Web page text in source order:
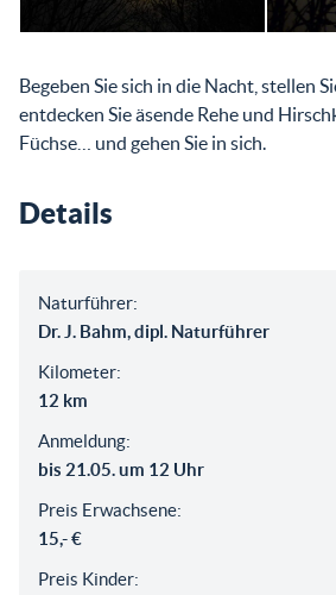
Begeben Sie sich in die Nacht, stellen
entdecken Sie äsende Rehe und
Füchse… und gehen Sie in sich.
Details
Naturführer:
Dr. J. Bahm, dipl. Naturführer
Kilometer:
12 km
Anmeldung:
bis 21.05. um 12 Uhr
Preis Erwachsene:
15,- €
Preis Kinder: